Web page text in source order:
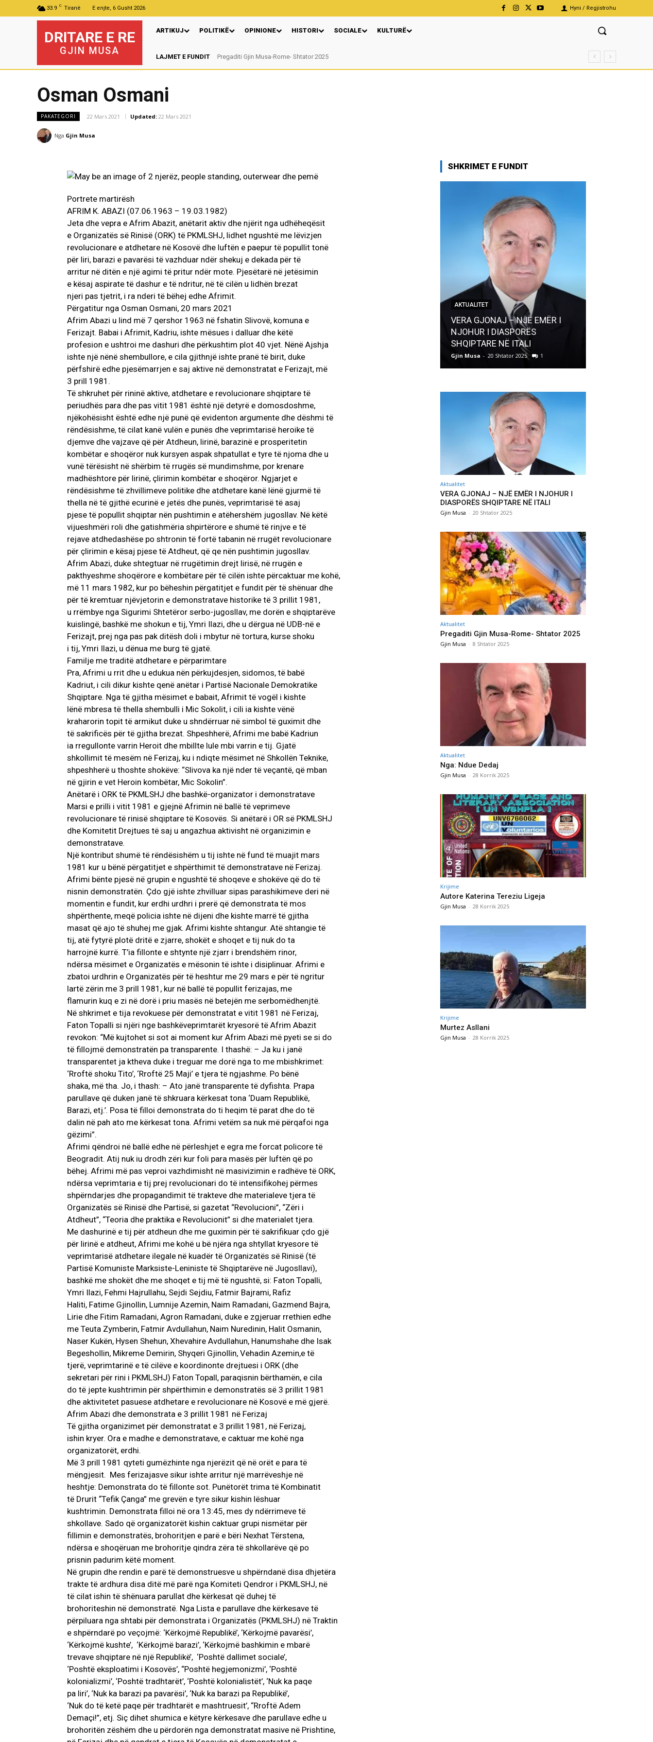
33.9 C Tiranë E enjte, 6 Gusht 2026 Hyni / Regjistrohu
DRITARE E RE
GJIN MUSA
ARTIKUJ POLITIKË OPINIONE HISTORI SOCIALE KULTURË
LAJMET E FUNDIT Pregaditi Gjin Musa-Rome- Shtator 2025
Nga: Ndue Dedaj
Osman Osmani
PAKATEGORI 22 Mars 2021 Updated: 22 Mars 2021
Nga Gjin Musa
Portrete martirësh
AFRIM K. ABAZI (07.06.1963 – 19.03.1982)
Jeta dhe vepra e Afrim Abazit, anëtarit aktiv dhe njërit nga udhëheqësit
e Organizatës së Rinisë (ORK) të PKMLSHJ, lidhet ngushtë me lëvizjen
revolucionare e atdhetare në Kosovë dhe luftën e paepur të popullit tonë
për liri, barazi e pavarësi të vazhduar ndër shekuj e dekada për të
arritur në ditën e një agimi të pritur ndër mote. Pjesëtarë në jetësimin
e kësaj aspirate të dashur e të ndritur, në të cilën u lidhën brezat
njeri pas tjetrit, i ra nderi të bëhej edhe Afrimit.
Përgatitur nga Osman Osmani, 20 mars 2021
Afrim Abazi u lind më 7 qershor 1963 në fshatin Slivovë, komuna e
Ferizajt. Babai i Afrimit, Kadriu, ishte mësues i dalluar dhe këtë
profesion e ushtroi me dashuri dhe përkushtim plot 40 vjet. Nënë Ajshja
ishte një nënë shembullore, e cila gjithnjë ishte pranë të birit, duke
përfshirë edhe pjesëmarrjen e saj aktive në demonstratat e Ferizajt, më
3 prill 1981.
Të shkruhet për rininë aktive, atdhetare e revolucionare shqiptare të
periudhës para dhe pas vitit 1981 është një detyrë e domosdoshme,
njëkohësisht është edhe një punë që evidenton argumente dhe dëshmi të
rëndësishme, të cilat kanë vulën e punës dhe veprimtarisë heroike të
djemve dhe vajzave që për Atdheun, lirinë, barazinë e prosperitetin
kombëtar e shoqëror nuk kursyen aspak shpatullat e tyre të njoma dhe u
vunë tërësisht në shërbim të rrugës së mundimshme, por krenare
madhështore për lirinë, çlirimin kombëtar e shoqëror. Ngjarjet e
rëndësishme të zhvillimeve politike dhe atdhetare kanë lënë gjurmë të
thella në të gjithë ecurinë e jetës dhe punës, veprimtarisë të asaj
pjese të popullit shqiptar nën pushtimin e atëhershëm jugosllav. Në këtë
vijueshmëri roli dhe gatishmëria shpirtërore e shumë të rinjve e të
rejave atdhedashëse po shtronin të fortë tabanin në rrugët revolucionare
për çlirimin e kësaj pjese të Atdheut, që qe nën pushtimin jugosllav.
Afrim Abazi, duke shtegtuar në rrugëtimin drejt lirisë, në rrugën e
pakthyeshme shoqërore e kombëtare për të cilën ishte përcaktuar me kohë,
më 11 mars 1982, kur po bëheshin përgatitjet e fundit për të shënuar dhe
për të kremtuar njëvjetorin e demonstratave historike të 3 prillit 1981,
u rrëmbye nga Sigurimi Shtetëror serbo-jugosllav, me dorën e shqiptarëve
kuislingë, bashkë me shokun e tij, Ymri Ilazi, dhe u dërgua në UDB-në e
Ferizajt, prej nga pas pak ditësh doli i mbytur në tortura, kurse shoku
i tij, Ymri Ilazi, u dënua me burg të gjatë.
Familje me traditë atdhetare e përparimtare
Pra, Afrimi u rrit dhe u edukua nën përkujdesjen, sidomos, të babë
Kadriut, i cili dikur kishte qenë anëtar i Partisë Nacionale Demokratike
Shqiptare. Nga të gjitha mësimet e babait, Afrimit të vogël i kishte
lënë mbresa të thella shembulli i Mic Sokolit, i cili ia kishte vënë
kraharorin topit të armikut duke u shndërruar në simbol të guximit dhe
të sakrificës për të gjitha brezat. Shpeshherë, Afrimi me babë Kadriun
ia rregullonte varrin Heroit dhe mbillte lule mbi varrin e tij. Gjatë
shkollimit të mesëm në Ferizaj, ku i ndiqte mësimet në Shkollën Teknike,
shpeshherë u thoshte shokëve: “Slivova ka një nder të veçantë, që mban
në gjirin e vet Heroin kombëtar, Mic Sokolin”.
Anëtarë i ORK të PKMLSHJ dhe bashkë-organizator i demonstratave
Marsi e prilli i vitit 1981 e gjejnë Afrimin në ballë të veprimeve
revolucionare të rinisë shqiptare të Kosovës. Si anëtarë i OR së PKMLSHJ
dhe Komitetit Drejtues të saj u angazhua aktivisht në organizimin e
demonstratave.
Një kontribut shumë të rëndësishëm u tij ishte në fund të muajit mars
1981 kur u bënë përgatitjet e shpërthimit të demonstratave në Ferizaj.
Afrimi bënte pjesë në grupin e ngushtë të shoqeve e shokëve që do të
nisnin demonstratën. Çdo gjë ishte zhvilluar sipas parashikimeve deri në
momentin e fundit, kur erdhi urdhri i prerë që demonstrata të mos
shpërthente, meqë policia ishte në dijeni dhe kishte marrë të gjitha
masat që ajo të shuhej me gjak. Afrimi kishte shtangur. Atë shtangie të
tij, atë fytyrë plotë dritë e zjarre, shokët e shoqet e tij nuk do ta
harrojnë kurrë. T’ia fillonte e shtynte një zjarr i brendshëm rinor,
ndërsa mësimet e Organizatës e mësonin të ishte i disiplinuar. Afrimi e
zbatoi urdhrin e Organizatës për të heshtur me 29 mars e për të ngritur
lartë zërin me 3 prill 1981, kur në ballë të popullit ferizajas, me
flamurin kuq e zi në dorë i priu masës në betejën me serbomëdhenjtë.
Në shkrimet e tija revokuese për demonstratat e vitit 1981 në Ferizaj,
Faton Topalli si njëri nge bashkëveprimtarët kryesorë të Afrim Abazit
revokon: “Më kujtohet si sot ai moment kur Afrim Abazi më pyeti se si do
të fillojmë demonstratën pa transparente. I thashë: – Ja ku i janë
transparentet ja ktheva duke i treguar me dorë nga to me mbishkrimet:
‘Rroftë shoku Tito’, ‘Rroftë 25 Maji’ e tjera të ngjashme. Po bënë
shaka, më tha. Jo, i thash: – Ato janë transparente të dyfishta. Prapa
parullave që duken janë të shkruara kërkesat tona ‘Duam Republikë,
Barazi, etj.’. Posa të filloi demonstrata do ti heqim të parat dhe do të
dalin në pah ato me kërkesat tona. Afrimi vetëm sa nuk më përqafoi nga
gëzimi”.
Afrimi qëndroi në ballë edhe në përleshjet e egra me forcat policore të
Beogradit. Atij nuk iu drodh zëri kur foli para masës për luftën që po
bëhej. Afrimi më pas veproi vazhdimisht në masivizimin e radhëve të ORK,
ndërsa veprimtaria e tij prej revolucionari do të intensifikohej përmes
shpërndarjes dhe propagandimit të trakteve dhe materialeve tjera të
Organizatës së Rinisë dhe Partisë, si gazetat “Revolucioni”, “Zëri i
Atdheut”, “Teoria dhe praktika e Revolucionit” si dhe materialet tjera.
Me dashurinë e tij për atdheun dhe me guximin për të sakrifikuar çdo gjë
për lirinë e atdheut, Afrimi me kohë u bë njëra nga shtyllat kryesore të
veprimtarisë atdhetare ilegale në kuadër të Organizatës së Rinisë (të
Partisë Komuniste Marksiste-Leniniste të Shqiptarëve në Jugosllavi),
bashkë me shokët dhe me shoqet e tij më të ngushtë, si: Faton Topalli,
Ymri Ilazi, Fehmi Hajrullahu, Sejdi Sejdiu, Fatmir Bajrami, Rafiz
Haliti, Fatime Gjinollin, Lumnije Azemin, Naim Ramadani, Gazmend Bajra,
Lirie dhe Fitim Ramadani, Agron Ramadani, duke e zgjeruar rrethien edhe
me Teuta Zymberin, Fatmir Avdullahun, Naim Nuredinin, Halit Osmanin,
Naser Kukën, Hysen Shehun, Xhevahire Avdullahun, Hanumshahe dhe Isak
Begeshollin, Mikreme Demirin, Shyqeri Gjinollin, Vehadin Azemin,e të
tjerë, veprimtarinë e të cilëve e koordinonte drejtuesi i ORK (dhe
sekretari për rini i PKMLSHJ) Faton Topall, paraqisnin bërthamën, e cila
do të jepte kushtrimin për shpërthimin e demonstratës së 3 prillit 1981
dhe aktivitetet pasuese atdhetare e revolucionare në Kosovë e më gjerë.
Afrim Abazi dhe demonstrata e 3 prillit 1981 në Ferizaj
Të gjitha organizimet për demonstratat e 3 prillit 1981, në Ferizaj,
ishin kryer. Ora e madhe e demonstratave, e caktuar me kohë nga
organizatorët, erdhi.
Më 3 prill 1981 qyteti gumëzhinte nga njerëzit që në orët e para të
mëngjesit. Mes ferizajasve sikur ishte arritur një marrëveshje në
heshtje: Demonstrata do të fillonte sot. Punëtorët trima të Kombinatit
të Drurit “Tefik Çanga” me grevën e tyre sikur kishin lëshuar
kushtrimin. Demonstrata filloi në ora 13:45, mes dy ndërrimeve të
shkollave. Sado që organizatorët kishin caktuar grupi nismëtar për
fillimin e demonstratës, brohoritjen e parë e bëri Nexhat Tërstena,
ndërsa e shoqëruan me brohoritje qindra zëra të shkollarëve që po
prisnin padurim këtë moment.
Në grupin dhe rendin e parë të demonstruesve u shpërndanë disa dhjetëra
trakte të ardhura disa ditë më parë nga Komiteti Qendror i PKMLSHJ, në
të cilat ishin të shënuara parullat dhe kërkesat që duhej të
brohoriteshin në demonstratë. Nga Lista e parullave dhe kërkesave të
përpiluara nga shtabi për demonstrata i Organizatës (PKMLSHJ) në Traktin
e shpërndarë po veçojmë: ‘Kërkojmë Republikë’, ‘Kërkojmë pavarësi’,
‘Kërkojmë kushte’, ‘Kërkojmë barazi’, ‘Kërkojmë bashkimin e mbarë
trevave shqiptare në një Republikë’, ‘Poshtë dallimet sociale’,
‘Poshtë eksploatimi i Kosovës’, “Poshtë hegjemonizmi’, ‘Poshtë
kolonializmi’, ‘Poshtë tradhtarët’, ‘Poshtë kolonialistët’, ‘Nuk ka paqe
pa liri’, ‘Nuk ka barazi pa pavarësi’, ‘Nuk ka barazi pa Republikë’,
‘Nuk do të ketë paqe për tradhtarët e mashtruesit’, “Rroftë Adem
Demaçi!”, etj. Siç dihet shumica e këtyre kërkesave dhe parullave edhe u
brohoritën zëshëm dhe u përdorën nga demonstratat masive në Prishtine,
SHKRIMET E FUNDIT
AKTUALITET
VERA GJONAJ – NJË EMËR I
NJOHUR I DIASPORËS
SHQIPTARE NË ITALI
Gjin Musa - 20 Shtator 2025 1
Aktualitet
VERA GJONAJ – NJË EMËR I NJOHUR I
DIASPORËS SHQIPTARE NË ITALI
Gjin Musa - 20 Shtator 2025
Aktualitet
Pregaditi Gjin Musa-Rome- Shtator 2025
Gjin Musa - 8 Shtator 2025
Aktualitet
Nga: Ndue Dedaj
Gjin Musa - 28 Korrik 2025
Krijime
Autore Katerina Tereziu Ligeja
Gjin Musa - 28 Korrik 2025
Krijime
Murtez Asllani
Gjin Musa - 28 Korrik 2025